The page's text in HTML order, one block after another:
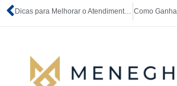
Dicas para Melhorar o Atendimento ao Cliente da sua Empresa Como